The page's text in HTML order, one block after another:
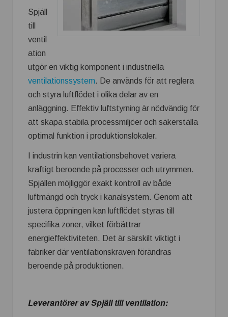
Spjäll
till
ventil
ation
utgör en viktig komponent i industriella
ventilationssystem. De används för att reglera
och styra luftflödet i olika delar av en
anläggning. Effektiv luftstyrning är nödvändig för
att skapa stabila processmiljöer och säkerställa
optimal funktion i produktionslokaler.
I industrin kan ventilationsbehovet variera
kraftigt beroende på processer och utrymmen.
Spjällen möjliggör exakt kontroll av både
luftmängd och tryck i kanalsystem. Genom att
justera öppningen kan luftflödet styras till
specifika zoner, vilket förbättrar
energieffektiviteten. Det är särskilt viktigt i
fabriker där ventilationskraven förändras
beroende på produktionen.
Leverantörer av Spjäll till ventilation: